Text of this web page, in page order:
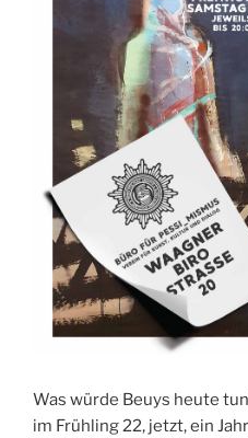
Was würde Beuys heute
im Frühling 22, jetzt, ein